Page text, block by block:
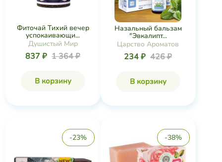
Фиточай Тихий вечер
успокаивающи...
Душистый Мир
837 ₽ 1 364 ₽
В корзину
Назальный бальзам
"Эвкалипт...
Царство Ароматов
234 ₽ 426 ₽
В корзину
-23% -38%